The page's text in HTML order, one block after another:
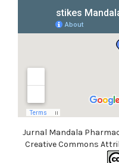
Jurnal Mandala
Creative Commons